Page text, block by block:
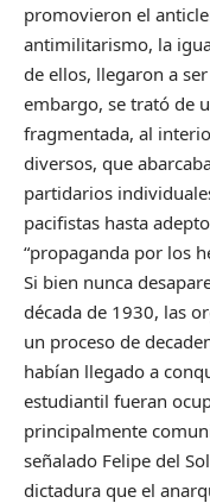
promovieron el
antimilitarismo, la
de ellos, llegaron a
embargo, se trató de
fragmentada, al
diversos, que
partidarios
pacifistas hasta
“propaganda por los
Si bien nunca
década de 1930, las
un proceso de
habían llegado a
estudiantil fueran
principalmente
señalado Felipe del
dictadura que el